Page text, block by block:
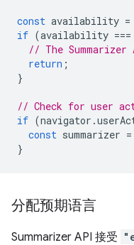
const availability =
if (availability ===
// The
return ;
}
// Check for user
if (navigator .
const summarizer =
}
分配预期语言
Summarizer API 接受